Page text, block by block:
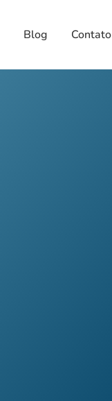
Blog Contato